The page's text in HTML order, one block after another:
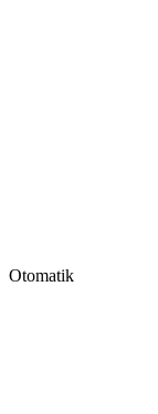
Otomatik